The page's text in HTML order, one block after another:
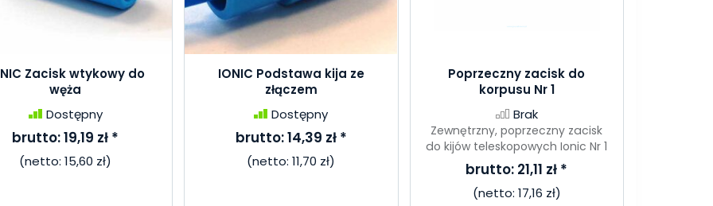
Zacisk wtykowy do
węża
Dostępny
brutto:19,19 zł *
(netto:15,60 zł)
IONIC Podstawa kija ze
złączem
Dostępny
brutto:14,39 zł*
(netto:11,70 zł)
Poprzeczny zacisk do
korpusu Nr 1
Brak
Zewnętrzny, poprzeczny zacisk
do kijów teleskopowych Ionic Nr 1
brutto: 21,11 zł *
(netto: 17,16 zł)